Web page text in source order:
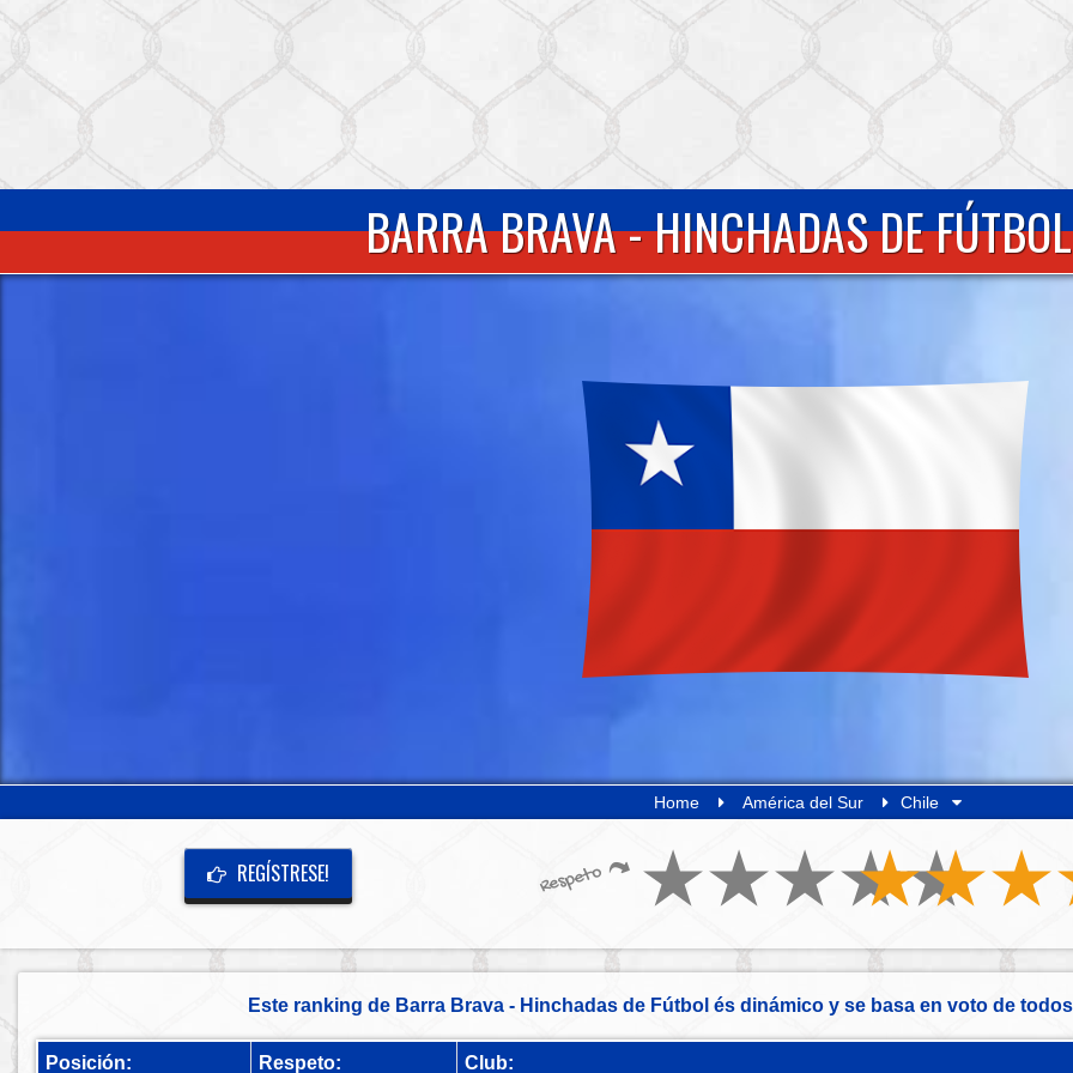
BARRA BRAVA - HINCHADAS DE
Home América del Sur Chile
REGÍSTRESE! Respeto
Este ranking de Barra Brava - Hinchadas de Fútbol és dinámico y se basa en voto de
Posición: Respeto: Club: